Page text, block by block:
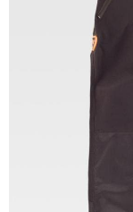
Tallas: S, M, L, XL, XXL, 3XL